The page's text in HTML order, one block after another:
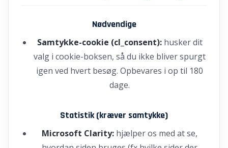
Nødvendige
Samtykke-cookie (cl_consent):husker dit
valg i cookie-boksen, så du ikke bliver spurgt
igen ved hvert besøg. Opbevares i op til 180
dage.
Statistik (kræver samtykke)
Microsoft Clarity: hjælper os med at se,